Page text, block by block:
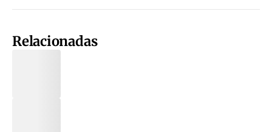
Relacionadas